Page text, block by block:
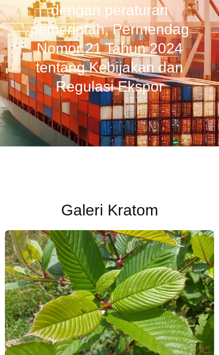
dengan peraturan
pemerintah, Permendag
Nomor 21 Tahun 2024
tentang Kebijakan dan
Regulasi Ekspor
Galeri Kratom